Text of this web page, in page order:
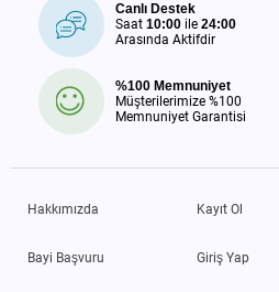
Canlı Destek
Saat 10:00 ile 24:00
Arasında Aktifdir
%100 Memnuniyet
Müşterilerimize %100
Memnuniyet Garantisi
Hakkımızda
Bayi Başvuru
Kayıt Ol
Giriş Yap